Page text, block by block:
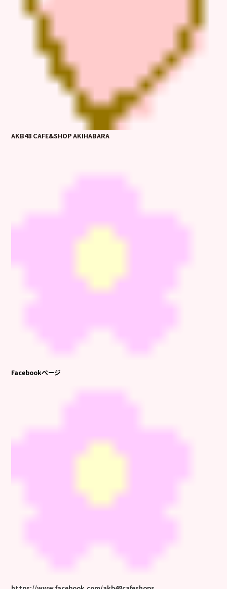
AKB48 CAFE&SHOP AKIHABARA
Facebookページ